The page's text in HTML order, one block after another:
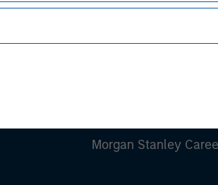
Morgan Stanley